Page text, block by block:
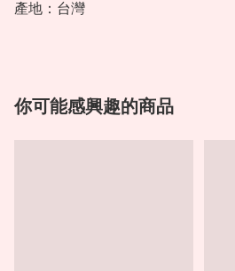
產地：台灣
你可能感興趣的商品